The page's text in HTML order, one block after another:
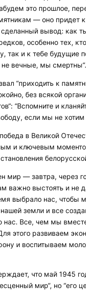
это прошлое,
— оно придет
вывод: как
особенно тех,
так и к тебе будущие
вечные, мы смертны“.
“приходить к
без всякой
“Вспомните и
если мы не хотим
в Великой
и ключевым
мир — завтра, через
важно выстоять и не
выбрало нас, чтобы
земли и все
нас. Все, чем мы
этого развиваем
и воспитываем
что май 1945
мир“, но “его